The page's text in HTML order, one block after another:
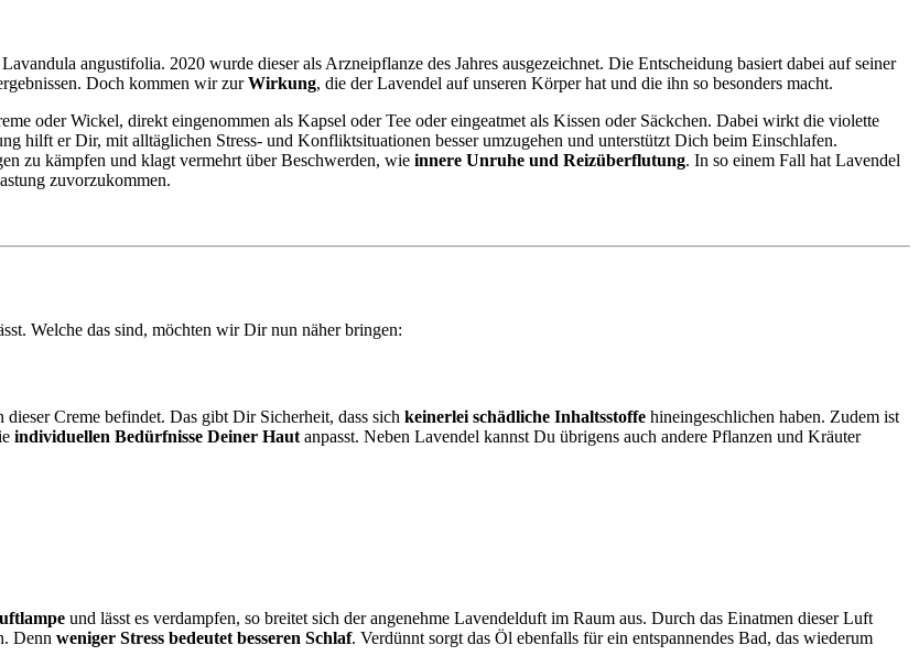
angustifolia. 2020 wurde dieser als Arzneipflanze des Jahres ausgezeichnet. Die Entscheidung basiert dabei auf seiner
Doch kommen wir zurWirkung, die der Lavendel auf unseren Körper hat und die ihn so besonders macht.
oder Wickel, direkt eingenommen als Kapsel oder Tee oder eingeatmet als Kissen oder Säckchen. Dabei wirkt die violette
hilft er Dir, mit alltäglichen Stress- und Konfliktsituationen besser umzugehen und unterstützt Dich beim Einschlafen.
zu kämpfen und klagt vermehrt über Beschwerden, wie innere Unruhe und Reizüberflutung. In so einem Fall hat Lavendel
zuvorzukommen.
Welche das sind, möchten wir Dir nun näher bringen:
Creme befindet. Das gibt Dir Sicherheit, dass sich keinerlei schädliche Inhaltsstoffe hineingeschlichen haben. Zudem ist
individuellen Bedürfnisse Deiner Haut anpasst. Neben Lavendel kannst Du übrigens auch andere Pflanzen und Kräuter
und lässt es verdampfen, so breitet sich der angenehme Lavendelduft im Raum aus. Durch das Einatmen dieser Luft
Denn weniger Stress bedeutet besseren Schlaf. Verdünnt sorgt das Öl ebenfalls für ein entspannendes Bad, das wiederum